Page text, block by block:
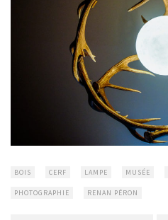
BOIS CERF LAMPE MUSÉE
PHOTOGRAPHIE RENAN PÉRON